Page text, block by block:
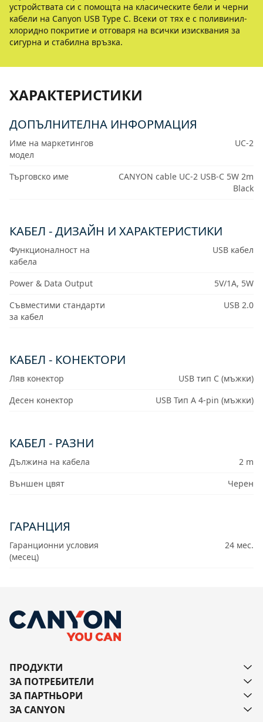
устройствата си с помощта на класическите бели и черни
кабели на Canyon USB Type C. Всеки от тях е с поливинил-
хлоридно покритие и отговаря на всички изисквания за
сигурна и стабилна връзка.
ХАРАКТЕРИСТИКИ
ДОПЪЛНИТЕЛНА ИНФОРМАЦИЯ
Име на маркетингов
модел
UC-2
Търговско име
CANYON cable UC-2 USB-C 5W 2m
Black
КАБЕЛ - ДИЗАЙН И ХАРАКТЕРИСТИКИ
Функционалност на
кабела
USB кабел
Power & Data Output
5V/1A, 5W
Съвместими стандарти
за кабел
USB 2.0
КАБЕЛ - КОНЕКТОРИ
Ляв конектор
USB тип C (мъжки)
Десен конектор
USB Тип A 4-pin (мъжки)
КАБЕЛ - РАЗНИ
Дължина на кабела
2 m
Външен цвят
Черен
ГАРАНЦИЯ
Гаранционни условия
(месец)
24 мес.
ПРОДУКТИ
ЗА ПОТРЕБИТЕЛИ
ЗА ПАРТНЬОРИ
ЗА CANYON